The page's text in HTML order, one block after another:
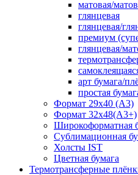
матовая/
глянцевая
глянцевая/
премиум
глянцевая/
арт бумага/
простая
Формат 29х40 (А3)
Формат 32х48(А3+)
Широкоформатная
Сублимационная
Холсты IST
Цветная бумага
Термотрансферные